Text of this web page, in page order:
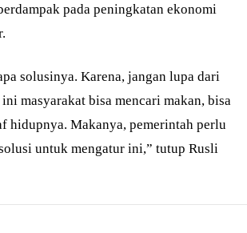
pada peningkatan ekonomi
solusinya. Karena, jangan lupa dari
masyarakat bisa mencari makan, bisa
hidupnya. Makanya, pemerintah perlu
untuk mengatur ini,” tutup Rusli